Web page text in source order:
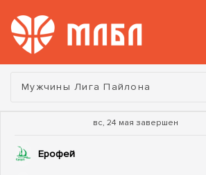
Турнир:
Мужчины Лига Пайлона
вс, 24 мая завершен
Ерофей